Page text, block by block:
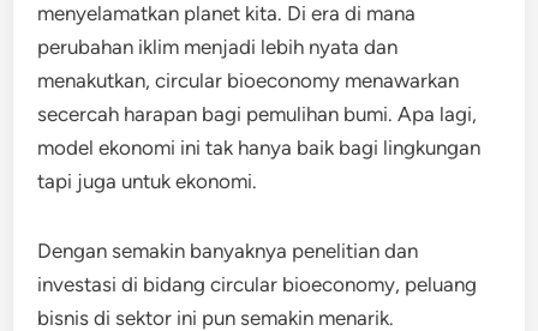
menyelamatkan planet kita. Di era di mana
perubahan iklim menjadi lebih nyata dan
menakutkan, circular bioeconomy menawarkan
secercah harapan bagi pemulihan bumi. Apa lagi,
model ekonomi ini tak hanya baik bagi lingkungan
tapi juga untuk ekonomi.
Dengan semakin banyaknya penelitian dan
investasi di bidang circular bioeconomy, peluang
bisnis di sektor ini pun semakin menarik.